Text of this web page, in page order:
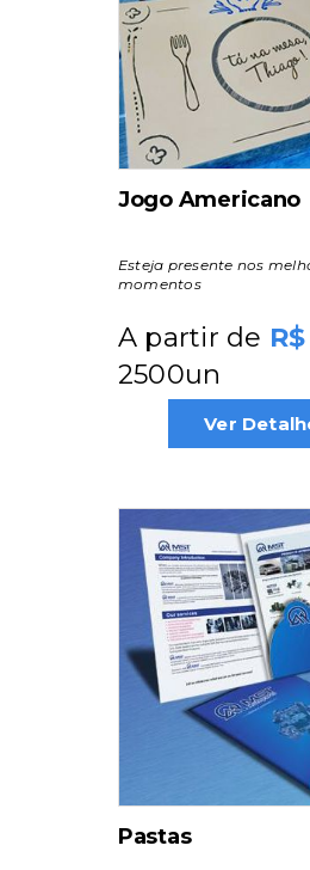
Jogo Americano
Esteja presente nos
momentos
A partir de
2500un
Ver
Pastas